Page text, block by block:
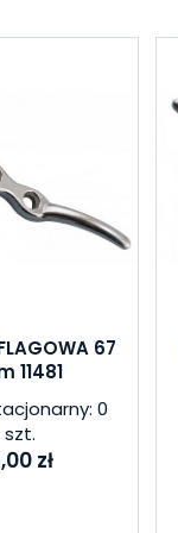
67
11481
0
szt.
zł